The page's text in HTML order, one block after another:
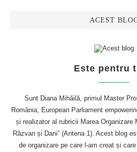
ACEST
Este pentru
Sunt Diana Mihăilă, primul Master
România, European Parliament
și realizator al rubricii Marea Organizare
Răzvan și Dani” (Antena 1). Acest blog
de organizare pe care l-am creat și